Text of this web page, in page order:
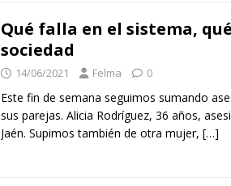
Qué falla en el sistema,
sociedad
14/06/2021 Felma 0
Este fin de semana seguimos sumando
sus parejas. Alicia Rodríguez, 36 años,
Jaén. Supimos también de otra mujer, […]